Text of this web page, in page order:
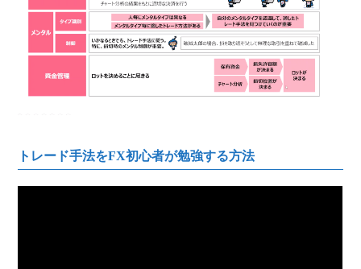
トレード手法をFX初心者が勉強する方法